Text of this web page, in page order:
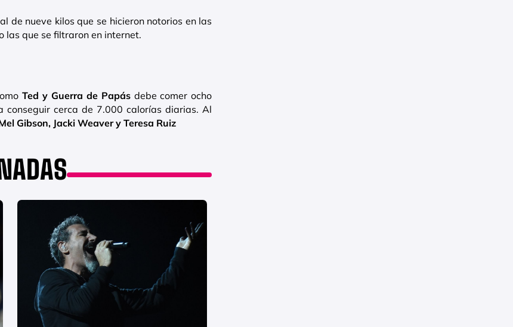
de nueve kilos que se hicieron notorios en las
las que se filtraron en internet.
Ted y Guerra de Papásdebe comer ocho
cerca de 7.000 calorías diarias. Al
Gibson, Jacki Weaver y Teresa Ruiz